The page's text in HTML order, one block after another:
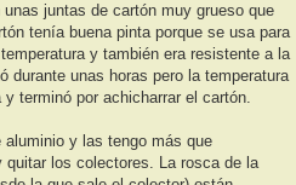
juntas de cartón muy grueso que
tenía buena pinta porque se usa para
y también era resistente a la
durante unas horas pero la temperatura
terminó por achicharrar el cartón.
aluminio y las tengo más que
quitar los colectores. La rosca de la